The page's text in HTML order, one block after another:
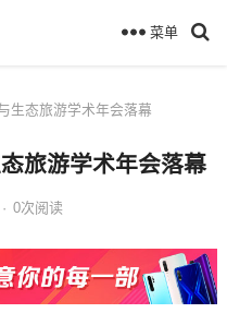
菜单
生态旅游学术年会落幕
旅游学术年会落幕
· 0次阅读